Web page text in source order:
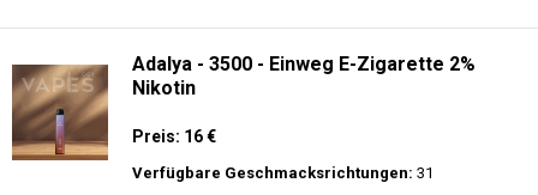
Adalya - 3500 - Einweg E-Zigarette 2%
Nikotin
Preis: 16 €
Verfügbare Geschmacksrichtungen: 31